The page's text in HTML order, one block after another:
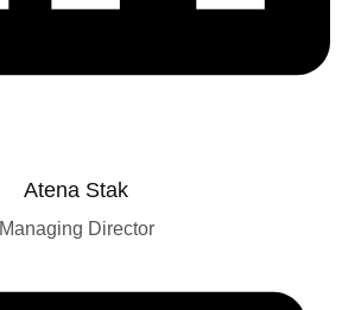
Atena Stak
Managing Director